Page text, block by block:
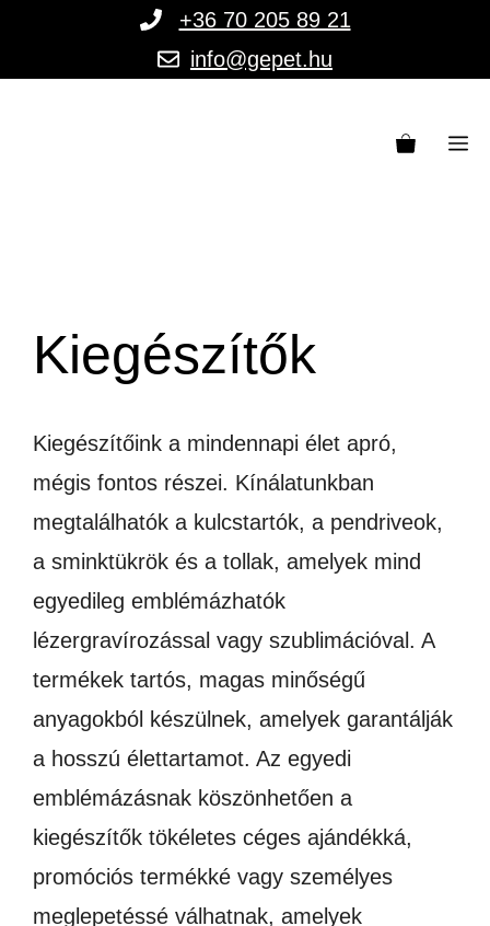
+36 70 205 89 21
info@gepet.hu
Kiegészítők
Kiegészítőink a mindennapi élet apró,
mégis fontos részei. Kínálatunkban
megtalálhatók a kulcstartók, a pendriveok,
a sminktükrök és a tollak, amelyek mind
egyedileg emblémázhatók
lézergravírozással vagy szublimációval. A
termékek tartós, magas minőségű
anyagokból készülnek, amelyek garantálják
a hosszú élettartamot. Az egyedi
emblémázásnak köszönhetően a
kiegészítők tökéletes céges ajándékká,
promóciós termékké vagy személyes
meglepetéssé válhatnak, amelyek